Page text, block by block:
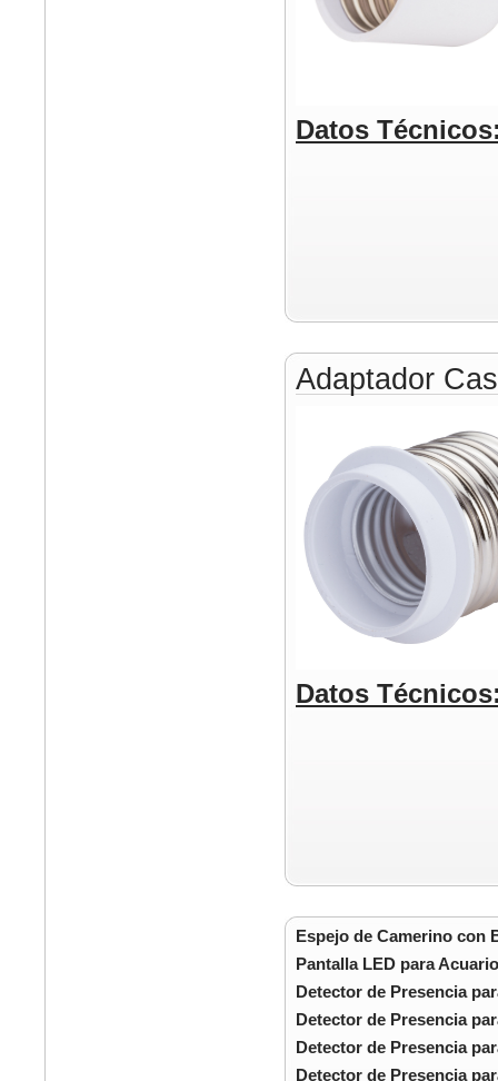
Datos
Adaptador
Datos
Espejo de Camerino con
Pantalla LED para
Detector de Presencia
Detector de Presencia
Detector de Presencia
Detector de Presencia